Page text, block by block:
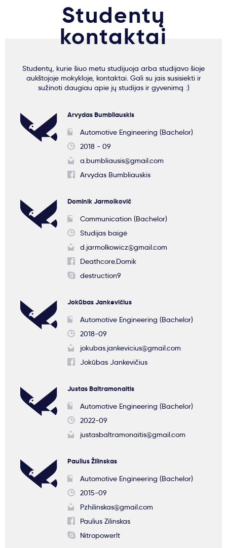
Studentų
kontaktai
Studentų, kurie šiuo metu studijuoja arba studijavo šioje
aukštojoje mokykloje, kontaktai. Gali su jais susisiekti ir
sužinoti daugiau apie jų studijas ir gyvenimą :)
Arvydas Bumbliauskis
Automotive Engineering (Bachelor)
2018 - 09
a.bumbliausis@gmail.com
Arvydas Bumbliauskis
Dominik Jarmolkovič
Communication (Bachelor)
Studijas baigė
d.jarmolkowicz@gmail.com
Deathcore.Domik
destruction9
Jokūbas Jankevičius
Automotive Engineering (Bachelor)
2018-09
jokubas.jankevicius@gmail.com
Jokūbas Jankevičius
Justas Baltramonaitis
Automotive Engineering (Bachelor)
2022-09
justasbaltramonaitis@gmail.com
Paulius Žilinskas
Automotive Engineering (Bachelor)
2015-09
Pzhilinskas@gmail.com
Paulius Zilinskas
Nitropowerlt